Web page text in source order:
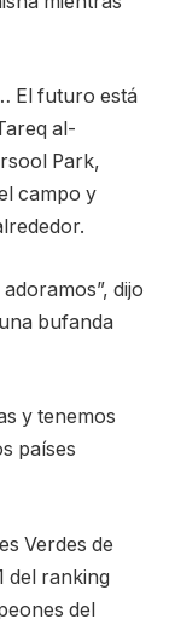
El futuro está
al-
Park,
campo y
dijo
bufanda
y tenemos
países
Verdes de
del ranking
del